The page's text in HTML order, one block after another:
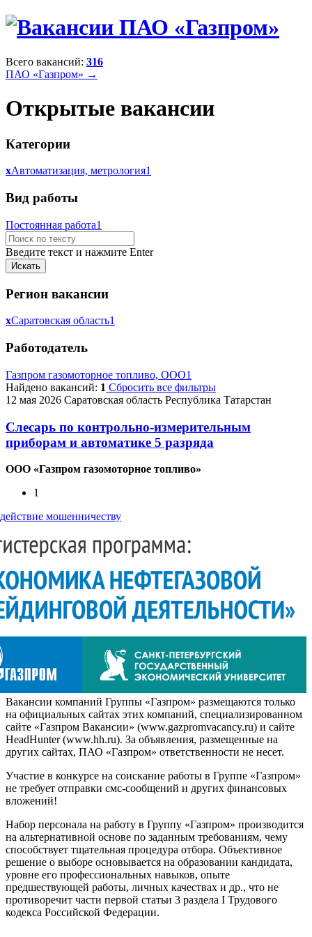
Всего вакансий: 316
ПАО «Газпром» →
Открытые вакансии
Категории
xАвтоматизация, метрология1
Вид работы
Постоянная работа1
Введите текст и нажмите Enter
Регион вакансии
xСаратовская область1
Работодатель
Газпром газомоторное топливо, ООО1
Найдено вакансий: 1 Сбросить все фильтры
12 мая 2026 Саратовская область Республика Татарстан
Слесарь по контрольно-измерительным
приборам и автоматике 5 разряда
ООО «Газпром газомоторное топливо»
1
мошенничеству
Вакансии компаний Группы «Газпром» размещаются только
на официальных сайтах этих компаний, специализированном
сайте «Газпром Вакансии» (www.gazpromvacancy.ru) и сайте
HeadHunter (www.hh.ru). За объявления, размещенные на
других сайтах, ПАО «Газпром» ответственности не несет.
Участие в конкурсе на соискание работы в Группе «Газпром»
не требует отправки смс-сообщений и других финансовых
вложений!
Набор персонала на работу в Группу «Газпром» производится
на альтернативной основе по заданным требованиям, чему
способствует тщательная процедура отбора. Объективное
решение о выборе основывается на образовании кандидата,
уровне его профессиональных навыков, опыте
предшествующей работы, личных качествах и др., что не
противоречит части первой статьи 3 раздела I Трудового
кодекса Российской Федерации.